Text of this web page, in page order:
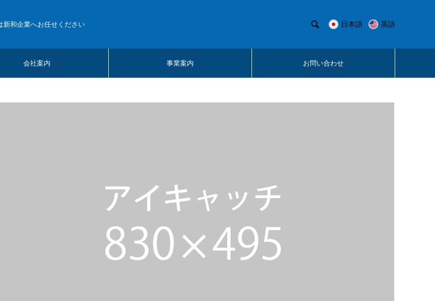
新和企業へお任せください  日本語 英語
会社案内 事業案内 お問い合わせ